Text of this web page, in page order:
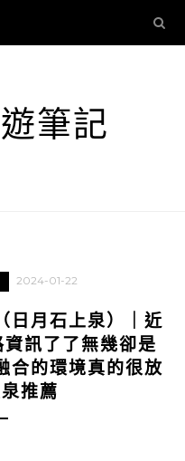
筆記
2024-01-22
日月石上泉）｜近
訊了了無幾卻是
合的環境真的很放
推薦